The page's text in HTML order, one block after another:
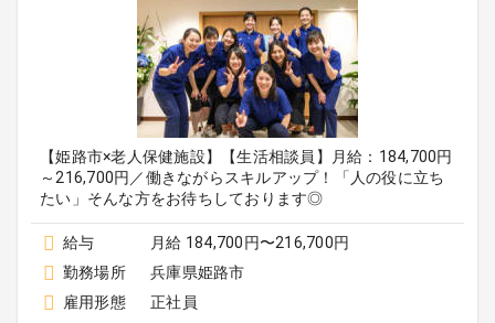
【姫路市×老人保健施設】【生活相談員】月給：184,700円
～216,700円／働きながらスキルアップ！「人の役に立ち
たい」そんな方をお待ちしております◎
給与
月給 184,700円〜216,700円
勤務場所
兵庫県姫路市
雇用形態
正社員